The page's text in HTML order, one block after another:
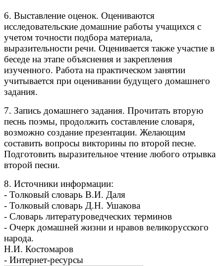
6. Выставление оценок. Оцениваются
исследовательские домашние работы учащихся с
учетом точности подбора материала,
выразительности речи. Оценивается также участие в
беседе на этапе объяснения и закрепления
изученного. Работа на практическом занятии
учитывается при оценивании будущего домашнего
задания.
7. Запись домашнего задания. Прочитать вторую
песнь поэмы, продолжить составление словаря,
возможно создание презентации. Желающим
составить вопросы викторины по второй песне.
Подготовить выразительное чтение любого отрывка
второй песни.
8. Источники информации:
- Толковый словарь В.И. Даля
- Толковый словарь Д.Н. Ушакова
- Словарь литературоведческих терминов
- Очерк домашней жизни и нравов великорусского
народа.
Н.И. Костомаров
- Интернет-ресурсы